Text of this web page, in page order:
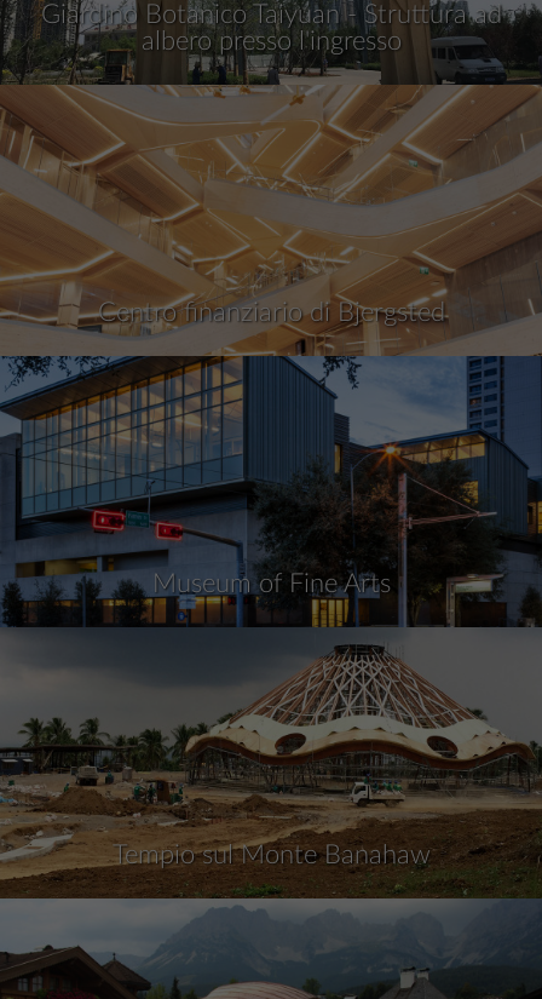
Giardino Botanico Taiyuan - Struttura ad
albero presso l'ingresso
Centro finanziario di Bjergsted
Museum of Fine Arts
Tempio sul Monte Banahaw